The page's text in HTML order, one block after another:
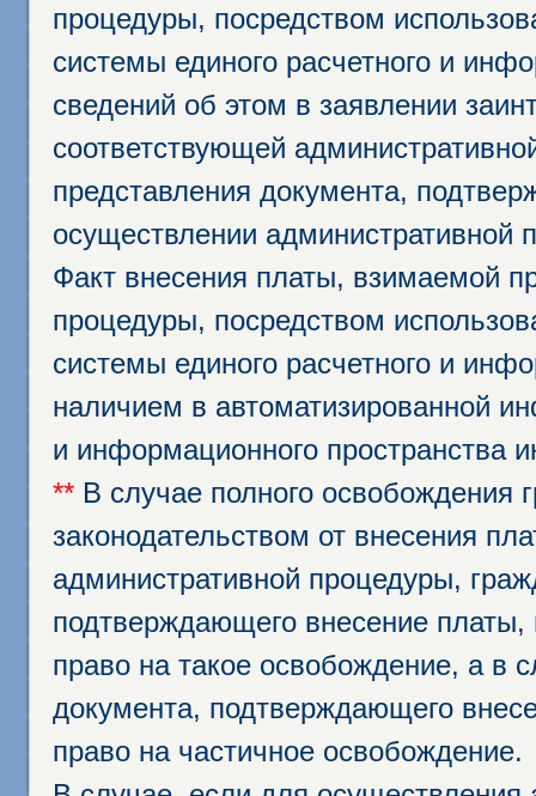
процедуры, посредством
системы единого расчетного и
сведений об этом в заявлении
соответствующей
представления документа,
осуществлении административной
Факт внесения платы, взимаемой
процедуры, посредством
системы единого расчетного и
наличием в автоматизированной
и информационного пространства
** В случае полного освобождения
законодательством от внесения
административной процедуры,
подтверждающего внесение
право на такое освобождение, а в
документа, подтверждающего
право на частичное освобождение.